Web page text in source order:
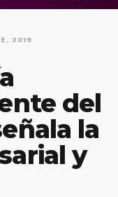
2019
del
la
y